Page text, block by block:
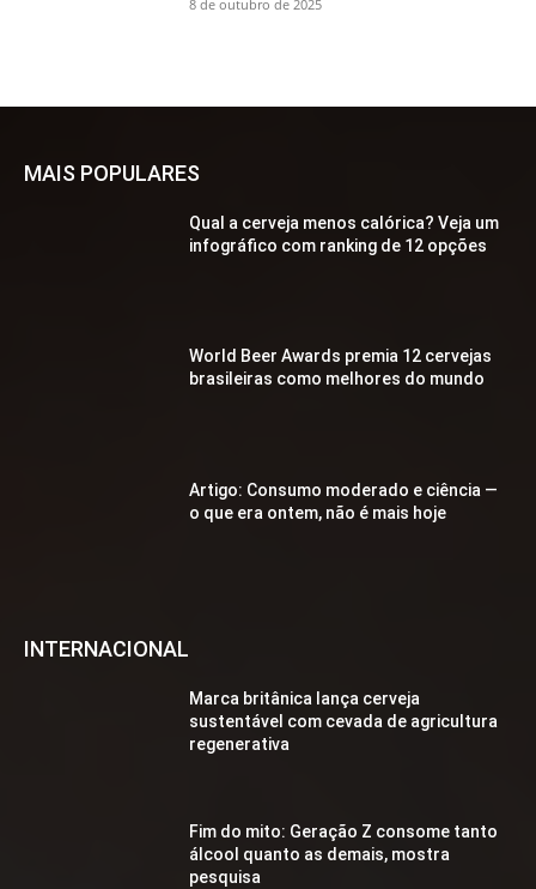
8 de outubro de 2025
MAIS POPULARES
Qual a cerveja menos calórica? Veja um
infográfico com ranking de 12 opções
World Beer Awards premia 12 cervejas
brasileiras como melhores do mundo
Artigo: Consumo moderado e ciência —
o que era ontem, não é mais hoje
INTERNACIONAL
Marca britânica lança cerveja
sustentável com cevada de agricultura
regenerativa
Fim do mito: Geração Z consome tanto
álcool quanto as demais, mostra
pesquisa